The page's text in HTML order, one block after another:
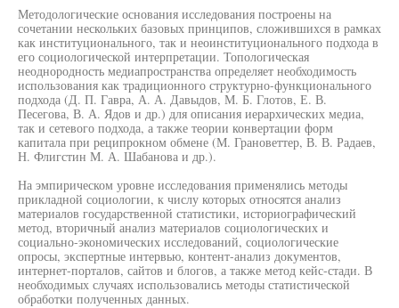
Методологические основания исследования построены на
сочетании нескольких базовых принципов, сложившихся в рамках
как институционального, так и неоинституционального подхода в
его социологической интерпретации. Топологическая
неоднородность медиапространства определяет необходимость
использования как традиционного структурно-функционального
подхода (Д. П. Гавра, А. А. Давыдов, М. Б. Глотов, Е. В.
Песегова, В. А. Ядов и др.) для описания иерархических медиа,
так и сетевого подхода, а также теории конвертации форм
капитала при реципрокном обмене (М. Грановеттер, В. В. Радаев,
Н. Флигстин М. А. Шабанова и др.).
На эмпирическом уровне исследования применялись методы
прикладной социологии, к числу которых относятся анализ
материалов государственной статистики, историографический
метод, вторичный анализ материалов социологических и
социально-экономических исследований, социологические
опросы, экспертные интервью, контент-анализ документов,
интернет-порталов, сайтов и блогов, а также метод кейс-стади. В
необходимых случаях использовались методы статистической
обработки полученных данных.